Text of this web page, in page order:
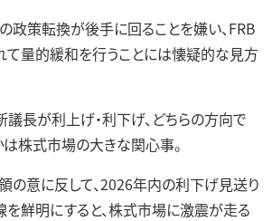
政策転換が後手に回ることを嫌い、FRB
量的緩和を行うことには懐疑的な見方
議長が利上げ・利下げ、どちらの方向で
株式市場の大きな関心事。
の意に反して、2026年内の利下げ見送り
鮮明にすると、株式市場に激震が走る